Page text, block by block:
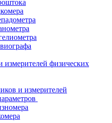
измерителей физических
и измерителей